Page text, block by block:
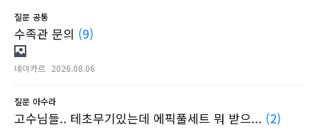
질문 공통
수족관 문의 (9)
네이카르 2026.08.06
질문 아수라
고수님들.. 테초무기있는데 에픽풀세트 뭐 받으... (2)